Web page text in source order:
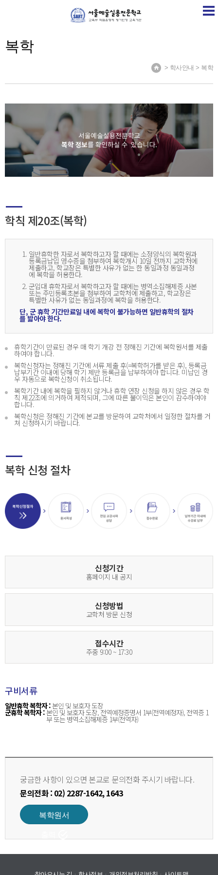
SART
복학
> 학사안내 > 복학
학칙 제20조(복학)
1. 일반휴학한 자로서 복학하고자 할 때에는 소정양식의 복학원과
등록금납입 영수증을 첨부하여 복학개시 10일 전까지 교학처에
제출하고, 학교장은 특별한 사유가 없는 한 동일과정 동일과정
에 복학을 허용한다.
2. 군입대 휴학자로서 복학하고자 할 때에는 병역소집해제증 사본
또는 주민등록초본을 첨부하여 교학처에 제출하고, 학교장은
특별한 사유가 없는 동일과정에 복학을 허용한다.
단, 군 휴학 기간만료일 내에 복학이 불가능하면 일반휴학의 절차
를 밟아야 한다.
휴학기간이 만료된 경우 매 학기 개강 전 정해진 기간에 복학원서를 제출
하여야 합니다.
복학신청자는 정해진 기간에 서류 제출 후(=복학허가를 받은 후), 등록금
납부기간 이내에 당해 학기 제반 등록금을 납부하여야 합니다. 미납인 경
우 자동으로 복학신청이 취소됩니다.
복학기간 내에 복학을 필하지 않거나 휴학 연장 신청을 하지 않은 경우 학
칙 제22조에 의거하여 제적되며, 그에 따른 불이익은 본인이 감수하여야
합니다.
복학신청은 정해진 기간에 본교를 방문하여 교학처에서 일정한 절차를 거
쳐 신청하시기 바랍니다.
복학 신청 절차
신청기간
홈페이지 내 공지
신청방법
교학처 방문 신청
접수시간
주중 9:00 ~ 17:30
구비서류
일반휴학 복학자 :본인 및 보호자 도장
군휴학 복학자 :본인 및 보호자 도장, 전역예정증명서 1부(전역예정자), 전역증 1
부 또는 병역소집해제증 1부(전역자)
궁금한 사항이 있으면 본교로 문의전화 주시기 바랍니다.
문의전화 : 02) 2287-1642, 1643
복학원서